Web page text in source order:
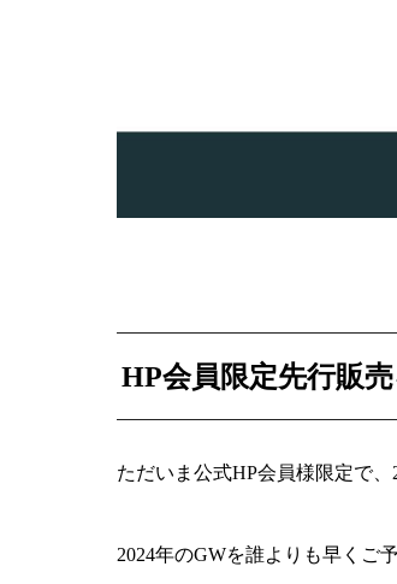
HP会員限定先行販売
ただいま公式HP会員様限定で
2024年のGWを誰よりも早くご